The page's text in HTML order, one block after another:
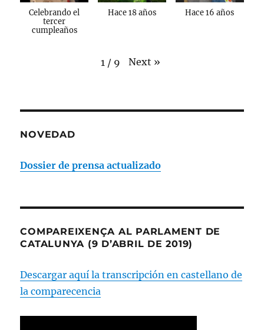
Celebrando el
tercer
cumpleaños
Hace 18 años Hace 16 años
1 / 9 Next »
NOVEDAD
Dossier de prensa actualizado
COMPAREIXENÇA AL PARLAMENT DE
CATALUNYA (9 D’ABRIL DE 2019)
Descargar aquí la transcripción en castellano de
la comparecencia